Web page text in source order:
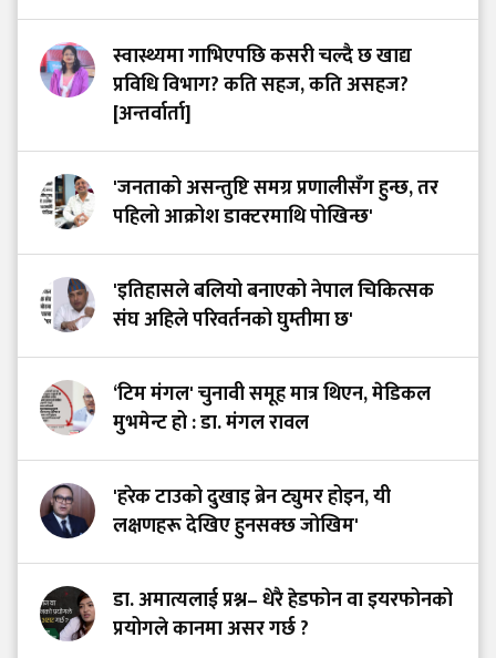
स्वास्थ्यमा गाभिएपछि कसरी चल्दै छ खाद्य
प्रविधि विभाग? कति सहज, कति असहज?
[अन्तर्वार्ता]
'जनताको असन्तुष्टि समग्र प्रणालीसँग हुन्छ, तर
पहिलो आक्रोश डाक्टरमाथि पोखिन्छ'
'इतिहासले बलियो बनाएको नेपाल चिकित्सक
संघ अहिले परिवर्तनको घुम्तीमा छ'
‘टिम मंगल' चुनावी समूह मात्र थिएन, मेडिकल
मुभमेन्ट हो : डा. मंगल रावल
'हरेक टाउको दुखाइ ब्रेन ट्युमर होइन, यी
लक्षणहरू देखिए हुनसक्छ जोखिम'
डा. अमात्यलाई प्रश्न– धेरै हेडफोन वा इयरफोनको
प्रयोगले कानमा असर गर्छ ?